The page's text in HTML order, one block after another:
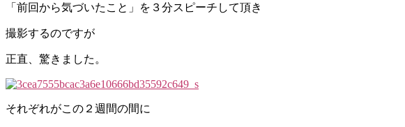
「前回から気づいたこと」を３分スピーチして頂き
撮影するのですが
正直、驚きました。
それぞれがこの２週間の間に